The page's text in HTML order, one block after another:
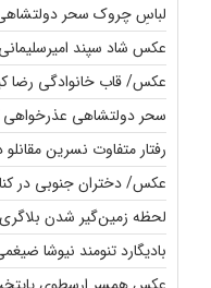
لباسِ چروک سحر
عکس شاد سپند
عکس/ قاب خانوادگی رضا
سحر دولتشاهی
رفتار متفاوت نسرین
عکس/ دختران جنوبی در
لحظه زمین‌گیر شدن
بادیگارد تنومند نیوشا